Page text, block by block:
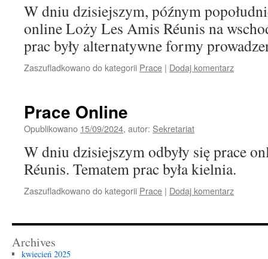
W dniu dzisiejszym, późnym
online Loży Les Amis Réunis na
prac były alternatywne formy
Zaszufladkowano do kategorii Prace | Dodaj komentarz
Prace Online
Opublikowano 15/09/2024, autor: Sekretariat
W dniu dzisiejszym odbyły się prace
Réunis. Tematem prac była kielnia.
Zaszufladkowano do kategorii Prace | Dodaj komentarz
Archives
kwiecień 2025